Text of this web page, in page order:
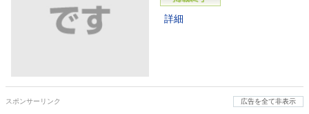
詳細
スポンサーリンク 広告を全て非表示